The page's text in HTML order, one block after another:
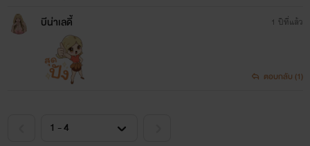
บีน่าเลดี้ 1 ปีที่แล้ว
ตอบกลับ (1)